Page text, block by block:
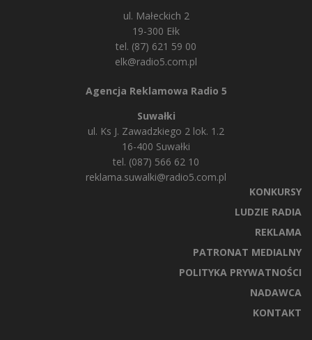
ul. Małeckich 2
19-300 Ełk
tel. (87) 621 59 00
elk@radio5.com.pl
Agencja Reklamowa Radio 5
Suwałki
ul. Ks J. Zawadzkiego 2 lok. 1.2
16-400 Suwałki
tel. (087) 566 62 10
reklama.suwalki@radio5.com.pl
KONKURSY
LUDZIE RADIA
REKLAMA
PATRONAT MEDIALNY
POLITYKA PRYWATNOŚCI
NADAWCA
KONTAKT